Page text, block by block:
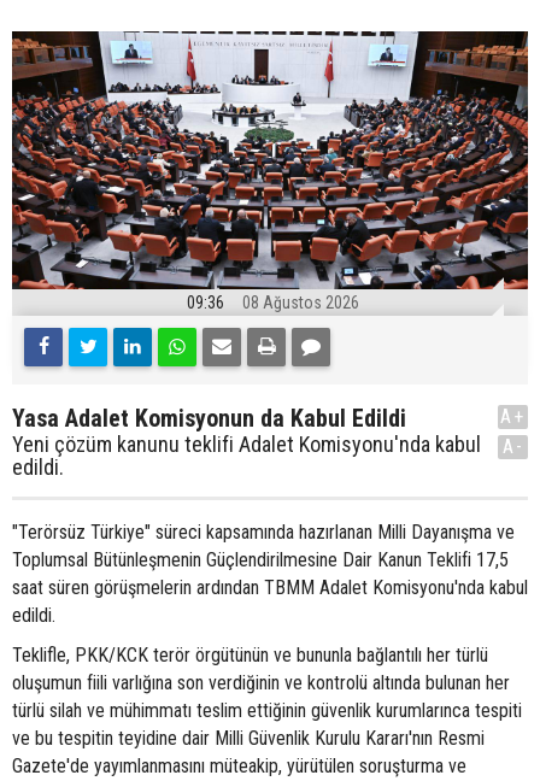
09:36 08 Ağustos 2026
Yasa Adalet Komisyonun da Kabul Edildi
Yeni çözüm kanunu teklifi Adalet Komisyonu'nda kabul
edildi.
A+
A-
"Terörsüz Türkiye" süreci kapsamında hazırlanan Milli Dayanışma ve
Toplumsal Bütünleşmenin Güçlendirilmesine Dair Kanun Teklifi 17,5
saat süren görüşmelerin ardından TBMM Adalet Komisyonu'nda kabul
edildi.
Teklifle, PKK/KCK terör örgütünün ve bununla bağlantılı her türlü
oluşumun fiili varlığına son verdiğinin ve kontrolü altında bulunan her
türlü silah ve mühimmatı teslim ettiğinin güvenlik kurumlarınca tespiti
ve bu tespitin teyidine dair Milli Güvenlik Kurulu Kararı'nın Resmi
Gazete'de yayımlanmasını müteakip, yürütülen soruşturma ve